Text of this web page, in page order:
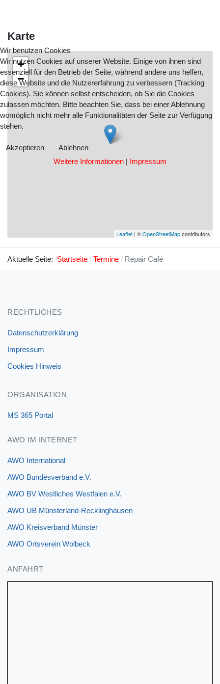
Karte
+
−
Leaflet | ©OpenStreetMapcontributors
Aktuelle Seite: Startseite Termine Repair Café
RECHTLICHES
Datenschutzerklärung
Impressum
Cookies Hinweis
ORGANISATION
MS 365 Portal
AWO IM INTERNET
AWO International
AWO Bundesverband e.V.
AWO BV Westliches Westfalen e.V.
AWO UB Münsterland-Recklinghausen
AWO Kreisverband Münster
AWO Ortsverein Wolbeck
ANFAHRT
Wir benutzen Cookies
Wir nutzen Cookies auf unserer Website. Einige von ihnen sind
essenziell für den Betrieb der Seite, während andere uns helfen,
diese Website und die Nutzererfahrung zu verbessern (Tracking
Cookies). Sie können selbst entscheiden, ob Sie die Cookies
zulassen möchten. Bitte beachten Sie, dass bei einer Ablehnung
womöglich nicht mehr alle Funktionalitäten der Seite zur Verfügung
stehen.
Akzeptieren
Ablehnen
Weitere Informationen | Impressum